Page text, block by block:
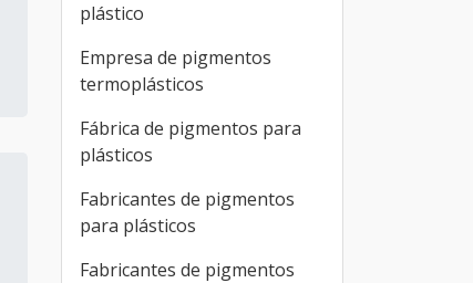
plástico
Empresa de pigmentos
termoplásticos
Fábrica de pigmentos para
plásticos
Fabricantes de pigmentos
para plásticos
Fabricantes de pigmentos